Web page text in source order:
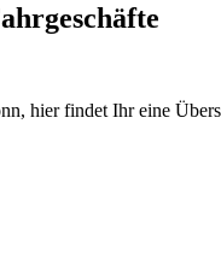
hier findet Ihr eine